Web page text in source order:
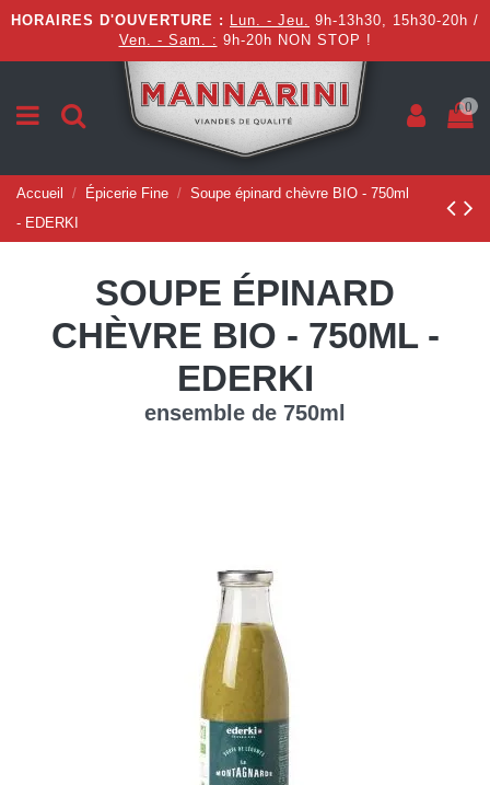
HORAIRES D'OUVERTURE : Lun. - Jeu. 9h-13h30, 15h30-20h /
Ven. - Sam. : 9h-20h NON STOP !
0
Accueil Épicerie Fine
Soupe épinard chèvre BIO - 750ml
- EDERKI
SOUPE ÉPINARD
CHÈVRE BIO - 750ML -
EDERKI
ensemble de 750ml